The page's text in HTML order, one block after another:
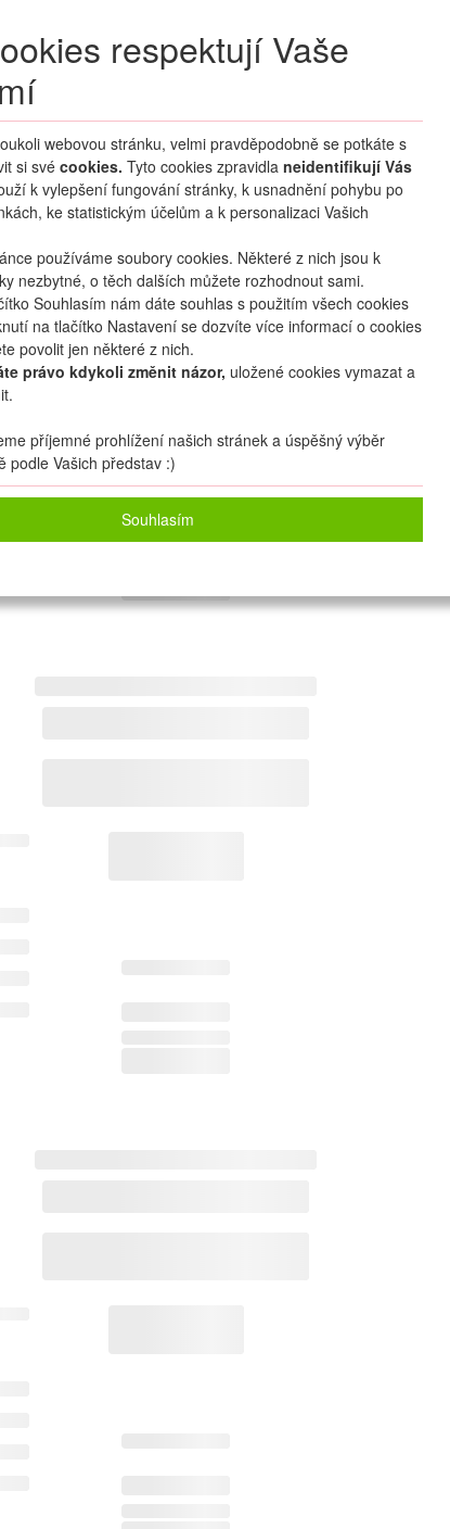
respektují Vaše
webovou stránku, velmi pravděpodobně se potkáte s
si své cookies. Tyto cookies zpravidla neidentifikují Vás
k vylepšení fungování stránky, k usnadnění pohybu po
ke statistickým účelům a k personalizaci Vašich
používáme soubory cookies. Některé z nich jsou k
nezbytné, o těch dalších můžete rozhodnout sami.
Souhlasím nám dáte souhlas s použitím všech cookies
na tlačítko Nastavení se dozvíte více informací o cookies
povolit jen některé z nich.
právo kdykoli změnit názor, uložené cookies vymazat a
příjemné prohlížení našich stránek a úspěšný výběr
podle Vašich představ :)
Souhlasím
HLEDAT ZÁJEZDY